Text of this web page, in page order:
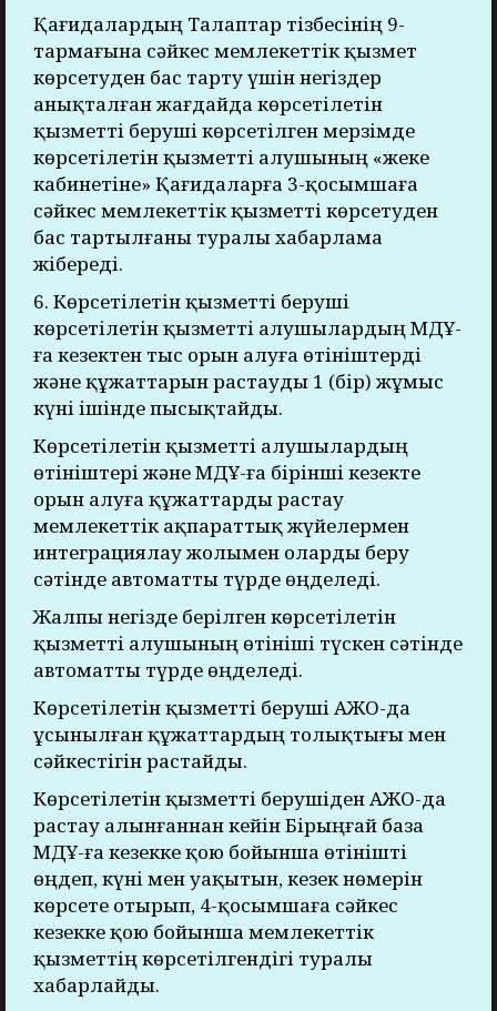
Қағидалардың Талаптар тізбесінің 9-
тармағына сәйкес мемлекеттік қызмет
көрсетуден бас тарту үшін негіздер
анықталған жағдайда көрсетілетін
қызметті беруші көрсетілген мерзімде
көрсетілетін қызметті алушының «жеке
кабинетіне» Қағидаларға 3-қосымшаға
сәйкес мемлекеттік қызметті көрсетуден
бас тартылғаны туралы хабарлама
жібереді.
6. Көрсетілетін қызметті беруші
көрсетілетін қызметті алушылардың МДҰ-
ға кезектен тыс орын алуға өтініштерді
және құжаттарын растауды 1 (бір) жұмыс
күні ішінде пысықтайды.
Көрсетілетін қызметті алушылардың
өтініштері және МДҰ-ға бірінші кезекте
орын алуға құжаттарды растау
мемлекеттік ақпараттық жүйелермен
интеграциялау жолымен оларды беру
сәтінде автоматты түрде өңделеді.
Жалпы негізде берілген көрсетілетін
қызметті алушының өтініші түскен сәтінде
автоматты түрде өңделеді.
Көрсетілетін қызметті беруші АЖО-да
ұсынылған құжаттардың толықтығы мен
сәйкестігін растайды.
Көрсетілетін қызметті берушіден АЖО-да
растау алынғаннан кейін Бірыңғай база
МДҰ-ға кезекке қою бойынша өтінішті
өңдеп, күні мен уақытын, кезек нөмерін
көрсете отырып, 4-қосымшаға сәйкес
кезекке қою бойынша мемлекеттік
қызметтің көрсетілгендігі туралы
хабарлайды.